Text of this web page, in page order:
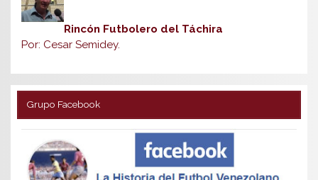
Rincón Futbolero del Táchira
Por: Cesar Semidey.
Grupo Facebook